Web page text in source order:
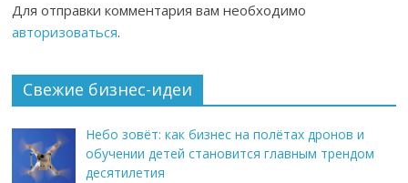
Для отправки комментария вам необходимо
авторизоваться.
Свежие бизнес-идеи
Небо зовёт: как бизнес на полётах дронов и
обучении детей становится главным трендом
десятилетия